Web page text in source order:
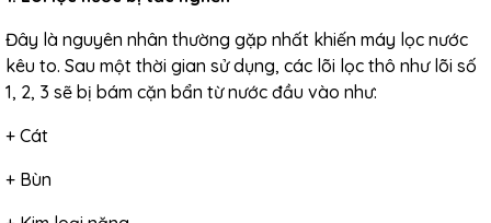
Đây là nguyên nhân thường gặp nhất khiến máy lọc nước
kêu to. Sau một thời gian sử dụng, các lõi lọc thô như lõi số
1, 2, 3 sẽ bị bám cặn bẩn từ nước đầu vào như:
+ Cát
+ Bùn